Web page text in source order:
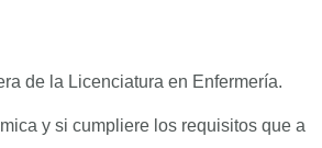
de la Licenciatura en Enfermería.
y si cumpliere los requisitos que a